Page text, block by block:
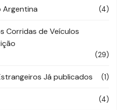
Argentina (4)
Corridas de Veículos
(29)
Já publicados (1)
(4)